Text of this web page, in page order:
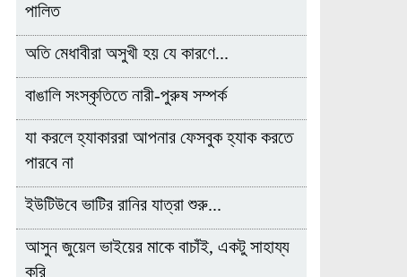
পালিত
অতি মেধাবীরা অসুখী হয় যে কারণে...
বাঙালি সংস্কৃতিতে নারী-পুরুষ সম্পর্ক
যা করলে হ্যাকাররা আপনার ফেসবুক হ্যাক করতে
পারবে না
ইউটিউবে ভাটির রানির যাত্রা শুরু...
আসুন জুয়েল ভাইয়ের মাকে বাচাঁই, একটু সাহায্য
করি